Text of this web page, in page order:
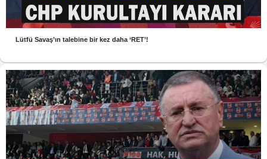
Lütfü Savaş’ın talebine bir kez daha ‘RET’!